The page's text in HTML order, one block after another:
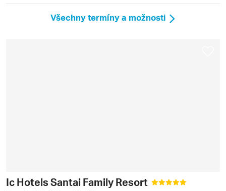
Všechny termíny a možnosti
Ic Hotels Santai Family Resort